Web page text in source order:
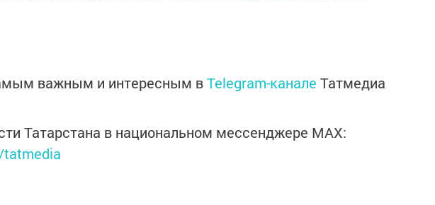
важным и интересным вTelegram-канале Татмедиа
Татарстана в национальном мессенджере MАХ: